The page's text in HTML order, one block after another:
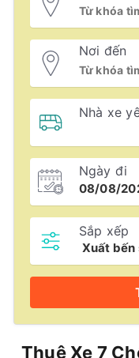
Nơi đến
Nhà xe
Ngày đi
Sắp xếp
Thuê Xe 7